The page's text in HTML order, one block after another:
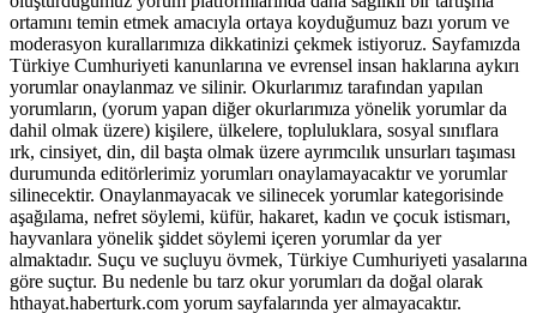
ortamını temin etmek amacıyla ortaya koyduğumuz bazı yorum ve
moderasyon kurallarımıza dikkatinizi çekmek istiyoruz. Sayfamızda
Türkiye Cumhuriyeti kanunlarına ve evrensel insan haklarına aykırı
yorumlar onaylanmaz ve silinir. Okurlarımız tarafından yapılan
yorumların, (yorum yapan diğer okurlarımıza yönelik yorumlar da
dahil olmak üzere) kişilere, ülkelere, topluluklara, sosyal sınıflara
ırk, cinsiyet, din, dil başta olmak üzere ayrımcılık unsurları taşıması
durumunda editörlerimiz yorumları onaylamayacaktır ve yorumlar
silinecektir. Onaylanmayacak ve silinecek yorumlar kategorisinde
aşağılama, nefret söylemi, küfür, hakaret, kadın ve çocuk istismarı,
hayvanlara yönelik şiddet söylemi içeren yorumlar da yer
almaktadır. Suçu ve suçluyu övmek, Türkiye Cumhuriyeti yasalarına
göre suçtur. Bu nedenle bu tarz okur yorumları da doğal olarak
hthayat.haberturk.com yorum sayfalarında yer almayacaktır.